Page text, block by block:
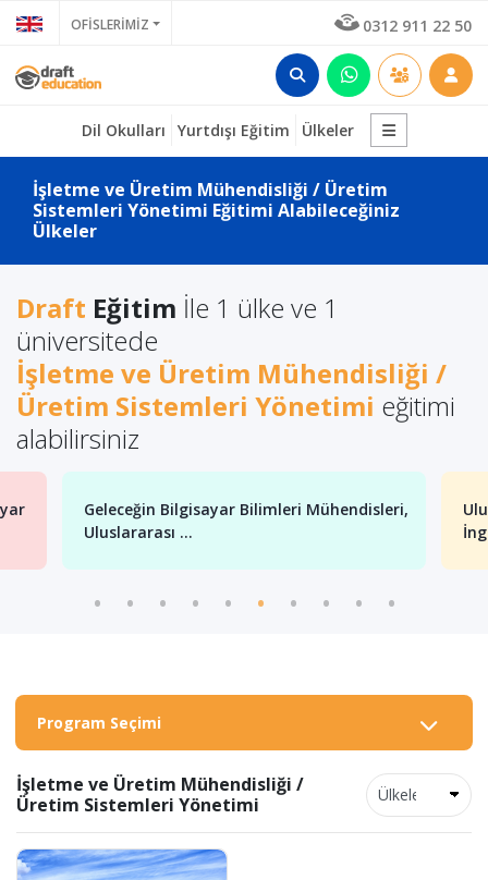
OFİSLERİMİZ 0312 911 22 50
Dil Okulları Yurtdışı Eğitim Ülkeler
İşletme ve Üretim Mühendisliği / Üretim
Sistemleri Yönetimi Eğitimi Alabileceğiniz
Ülkeler
Draft Eğitim İle 1 ülke ve 1
üniversitede
İşletme ve Üretim Mühendisliği /
Üretim Sistemleri Yönetimi eğitimi
alabilirsiniz
Geleceğin Bilgisayar Bilimleri Mühendisleri,
Uluslararası ...
Program Seçimi
İşletme ve Üretim Mühendisliği /
Üretim Sistemleri Yönetimi